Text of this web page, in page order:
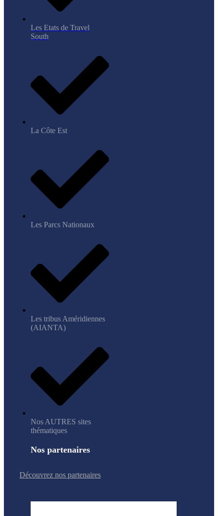
Les Etats de Travel
South
La Côte Est
Les Parcs Nationaux
Les tribus Améridiennes
(AIANTA)
Nos AUTRES sites
thématiques
Nos partenaires
Découvrez nos partenaires